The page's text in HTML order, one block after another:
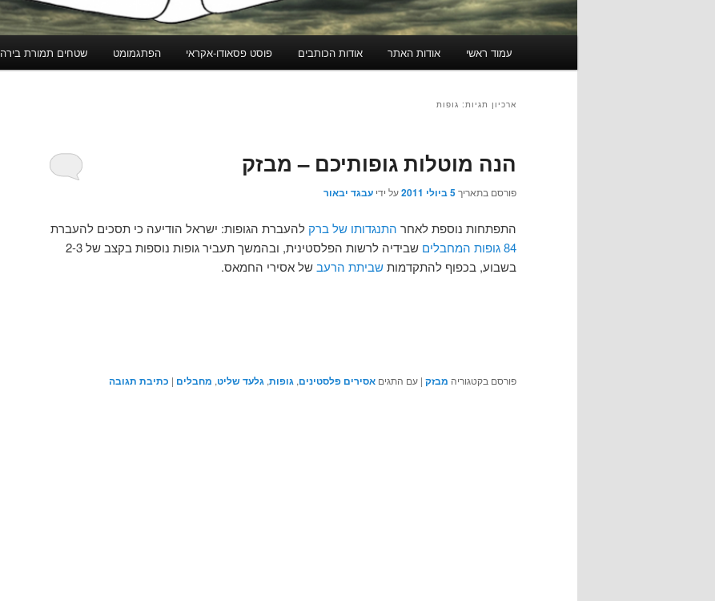
עמוד ראשי אודות האתר אודות הכותבים פוסט פסאודו-אקראי הפתגמומט שטחים תמורת בירה
ארכיון תגיות: גופות
הנה מוטלות גופותיכם – מבזק
פורסם בתאריך5 ביולי 2011 על ידי עבגד יבאור
התפתחות נוספת לאחר התנגדותו של ברק להעברת הגופות: ישראל הודיעה כי תסכים להעברת
84 גופות המחבלים
שבידיה לרשות הפלסטינית, ובהמשך תעביר גופות נוספות בקצב של 2-3
בשבוע, בכפוף להתקדמותשביתת הרעבשל אסירי החמאס.
פורסם בקטגוריה מבזק | עם התגים אסירים פלסטינים, גופות, גלעד שליט, מחבלים | כתיבת תגובה